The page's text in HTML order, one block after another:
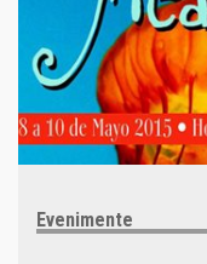
Evenimente